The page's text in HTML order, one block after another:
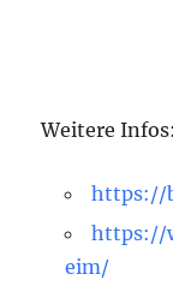
Weitere Infos:
https://
https://
eim/